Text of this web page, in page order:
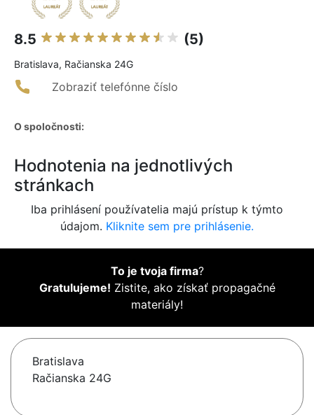
8.5 (5)
Bratislava, Račianska 24G
Zobraziť telefónne číslo
O spoločnosti:
Hodnotenia na jednotlivých
stránkach
Iba prihlásení používatelia majú prístup k týmto
údajom. Kliknite sem pre prihlásenie.
To je tvoja firma?
Gratulujeme! Zistite, ako získať propagačné
materiály!
Bratislava
Račianska 24G